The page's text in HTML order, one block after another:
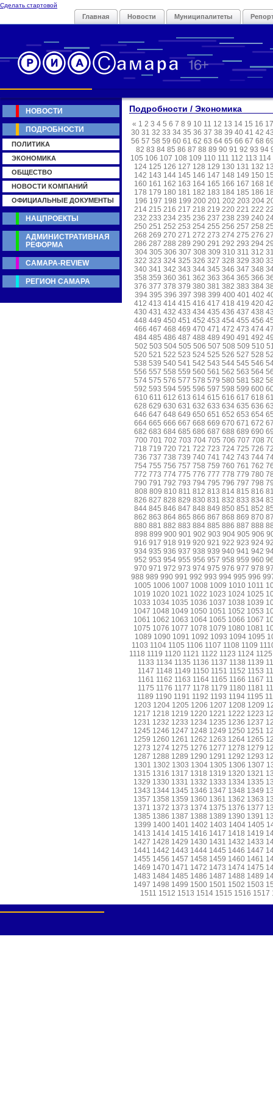
Сделать стартовой
Главная Новости Муниципалитеты
Подробности / Экономика
« 1 2 3 4 5 6 7 8 9 10 11 12 13 14 15 16 17
30 31 32 33 34 35 36 37 38 39 40 41 42
56 57 58 59 60 61 62 63 64 65 66 67 68
82 83 84 85 86 87 88 89 90 91 92 93 94
105 106 107 108 109 110 111 112 113 114
124 125 126 127 128 129 130 131 132
142 143 144 145 146 147 148 149 150
160 161 162 163 164 165 166 167 168
178 179 180 181 182 183 184 185 186
196 197 198 199 200 201 202 203 204
214 215 216 217 218 219 220 221 222
232 233 234 235 236 237 238 239 240
250 251 252 253 254 255 256 257 258
268 269 270 271 272 273 274 275 276
286 287 288 289 290 291 292 293 294
304 305 306 307 308 309 310 311 312
322 323 324 325 326 327 328 329 330
340 341 342 343 344 345 346 347 348
358 359 360 361 362 363 364 365 366
376 377 378 379 380 381 382 383 384
394 395 396 397 398 399 400 401 402
412 413 414 415 416 417 418 419 420
430 431 432 433 434 435 436 437 438
448 449 450 451 452 453 454 455 456
466 467 468 469 470 471 472 473 474
484 485 486 487 488 489 490 491 492
502 503 504 505 506 507 508 509 510
520 521 522 523 524 525 526 527 528
538 539 540 541 542 543 544 545 546
556 557 558 559 560 561 562 563 564
574 575 576 577 578 579 580 581 582
592 593 594 595 596 597 598 599 600
610 611 612 613 614 615 616 617 618
628 629 630 631 632 633 634 635 636
646 647 648 649 650 651 652 653 654
664 665 666 667 668 669 670 671 672
682 683 684 685 686 687 688 689 690
700 701 702 703 704 705 706 707 708
718 719 720 721 722 723 724 725 726
736 737 738 739 740 741 742 743 744
754 755 756 757 758 759 760 761 762
772 773 774 775 776 777 778 779 780
790 791 792 793 794 795 796 797 798
808 809 810 811 812 813 814 815 816
826 827 828 829 830 831 832 833 834
844 845 846 847 848 849 850 851 852
862 863 864 865 866 867 868 869 870
880 881 882 883 884 885 886 887 888
898 899 900 901 902 903 904 905 906
916 917 918 919 920 921 922 923 924
934 935 936 937 938 939 940 941 942
952 953 954 955 956 957 958 959 960
970 971 972 973 974 975 976 977 978
988 989 990 991 992 993 994 995 996
1005 1006 1007 1008 1009 1010 1011
1019 1020 1021 1022 1023 1024 1025
1033 1034 1035 1036 1037 1038 1039
1047 1048 1049 1050 1051 1052 1053
1061 1062 1063 1064 1065 1066 1067
1075 1076 1077 1078 1079 1080 1081
1089 1090 1091 1092 1093 1094 1095
1103 1104 1105 1106 1107 1108 1109
1118 1119 1120 1121 1122 1123 1124 1125
1133 1134 1135 1136 1137 1138 1139
1147 1148 1149 1150 1151 1152 1153
1161 1162 1163 1164 1165 1166 1167
1175 1176 1177 1178 1179 1180 1181
1189 1190 1191 1192 1193 1194 1195
1203 1204 1205 1206 1207 1208 1209
1217 1218 1219 1220 1221 1222 1223
1231 1232 1233 1234 1235 1236 1237
1245 1246 1247 1248 1249 1250 1251
1259 1260 1261 1262 1263 1264 1265
1273 1274 1275 1276 1277 1278 1279
1287 1288 1289 1290 1291 1292 1293
1301 1302 1303 1304 1305 1306 1307
1315 1316 1317 1318 1319 1320 1321
1329 1330 1331 1332 1333 1334 1335
1343 1344 1345 1346 1347 1348 1349
1357 1358 1359 1360 1361 1362 1363
1371 1372 1373 1374 1375 1376 1377
1385 1386 1387 1388 1389 1390 1391
1399 1400 1401 1402 1403 1404 1405
1413 1414 1415 1416 1417 1418 1419
1427 1428 1429 1430 1431 1432 1433
1441 1442 1443 1444 1445 1446 1447
1455 1456 1457 1458 1459 1460 1461
1469 1470 1471 1472 1473 1474 1475
1483 1484 1485 1486 1487 1488 1489
1497 1498 1499 1500 1501 1502 1503
1511 1512 1513 1514 1515 1516 1517
НОВОСТИ
ПОДРОБНОСТИ
ПОЛИТИКА
ЭКОНОМИКА
ОБЩЕСТВО
НОВОСТИ КОМПАНИЙ
ОФИЦИАЛЬНЫЕ ДОКУМЕНТЫ
НАЦПРОЕКТЫ
АДМИНИСТРАТИВНАЯ
РЕФОРМА
САМАРА-REVIEW
РЕГИОН САМАРА